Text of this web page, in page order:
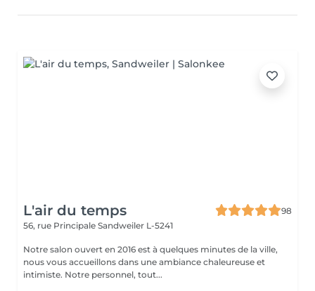
L'air du temps
98
56, rue Principale Sandweiler L-5241
Notre salon ouvert en 2016 est à quelques minutes de la ville,
nous vous accueillons dans une ambiance chaleureuse et
intimiste. Notre personnel, tout...